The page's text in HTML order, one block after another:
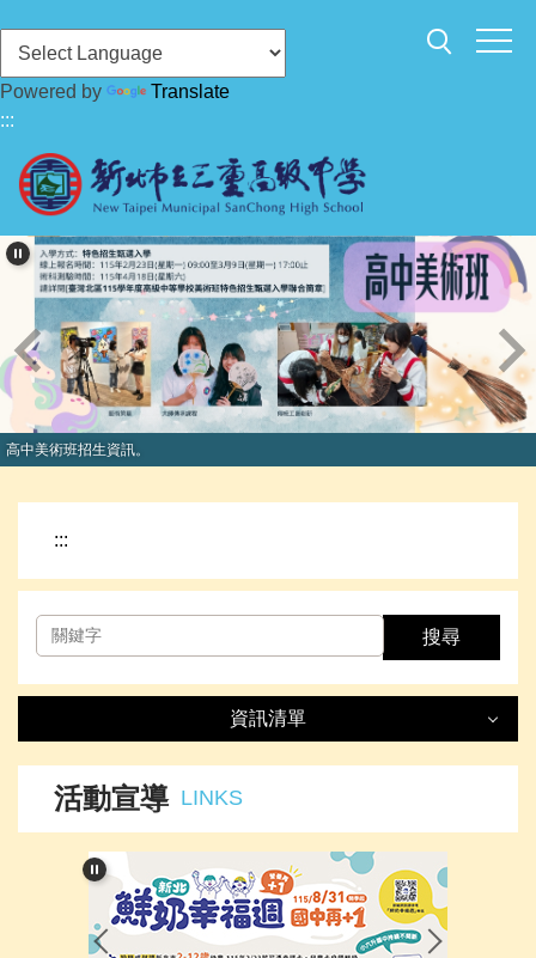
到
主
要
內
容
區
Powered by
Translate
:::
高中美術班招生資訊。
:::
搜尋
資訊清單
資訊清單 LIST
最新消息
處室簡介
活動宣導 LINKS